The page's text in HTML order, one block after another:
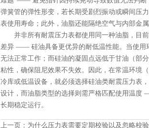
弹簧管的弹性形变，若长期受剧烈振动或瞬间压
表使用寿命；此外，油脂还能隔绝空气与内部金
并非所有耐震压力表都使用同一种油脂，目
差异 —— 硅油具备更优异的耐低温性能。当使用
无法正常工作；而硅油的凝固点远低于甘油（部
粘性，确保阻尼效果不失效。因此，在常温环境
冷库或低温设备，就必须选择硅油类耐震压力表
设计，而油脂类型的选择则需严格匹配使用温度
长期稳定运行。
上一页： 为什么压力表需要定期校验以及忽略校